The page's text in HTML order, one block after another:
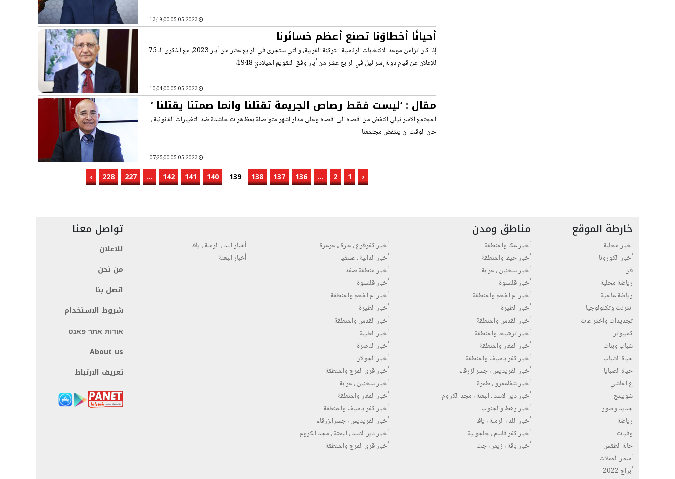
أحيانًا أخطاؤنا تصنع أعظم خسائرنا
إذا كان تزامن موعد الانتخابات الرئاسية التركيّة القريبة، والتي ستجرى في الرابع عشر من أيار 2023، مع الذكرى الـ 75
للإعلان عن قيام دولة إسرائيل في الرابع عشر من أيار وفق التقويم الميلاديّ 1948،
مقال : ‘ليست فقط رصاص الجريمة تقتلنا وانما صمتنا يقتلنا ‘
المجتمع الاسرائيلي انتفض من اقصاه الى اقصاه وعلى مدار اشهر متواصلة بمظاهرات حاشدة ضد التغييرات القانونية ،
حان الوقت ان ينتفض مجتمعنا
‹
1
2
...
136
137
138
139
140
141
142
...
227
228
›
خارطة الموقع
اخبار محلية
أخبار الكورونا
فن
رياضة محلية
رياضة عالمية
انترنت وتكنولوجيا
تجديدات واختراعات
كمبيوتر
شباب وبنات
حياة الشباب
حياة الصبايا
ع الماشي
شوبينج
جديد وصور
رياضة
وفيات
حالة الطقس
أسعار العملات
أبراج 2022
مناطق ومدن
أخبار عكا والمنطقة
أخبار حيفا والمنطقة
أخبار سخنين ، عرابة
أخبار قلنسوة
أخبار ام الفحم والمنطقة
أخبار الطيرة
أخبار القدس والمنطقة
أخبار ترشيحا والمنطقة
أخبار المغار والمنطقة
أخبار كفر ياسيف والمنطقة
أخبار الفريديس ، جسرالزرقاء
أخبار شفاعمرو ، طمرة
أخبار دير الاسد ، البعنة ، مجد الكروم
أخبار رهط والجنوب
أخبار اللد ، الرملة ، يافا
أخبار كفر قاسم ، جلجولية
أخبار باقة ، زيمر ، جت
أخبار كفرقرع ، عارة ، عرعرة
أخبار الدالية ، عسفيا
أخبار منطقة صفد
أخبار قلنسوة
أخبار ام الفحم والمنطقة
أخبار الطيرة
أخبار القدس والمنطقة
أخبار الطيبة
أخبار الناصرة
أخبار الجولان
أخبار قرى المرج والمنطقة
أخبار سخنين ، عرابة
أخبار المغار والمنطقة
أخبار كفر ياسيف والمنطقة
أخبار الفريديس ، جسرالزرقاء
أخبار دير الاسد ، البعنة ، مجد الكروم
أخبار قرى المرج والمنطقة
أخبار اللد ، الرملة ، يافا
أخبار البعنة
تواصل معنا
للاعلان
من نحن
اتصل بنا
شروط الاستخدام
אודות אתר פאנט
About us
تعريف الارتباط